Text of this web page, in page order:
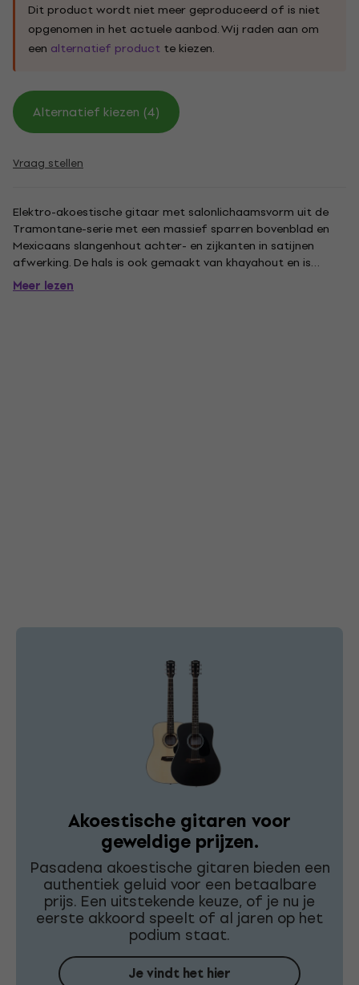
Dit product wordt niet meer geproduceerd of is niet
opgenomen in het actuele aanbod. Wij raden aan om
een alternatief product te kiezen.
Alternatief kiezen (4)
Vraag stellen
Elektro-akoestische gitaar met salonlichaamsvorm uit de
Tramontane-serie met een massief sparren bovenblad en
Mexicaans slangenhout achter- en zijkanten in satijnen
afwerking. De hals is ook gemaakt van khayahout en is
voorzien van een tweewegs truss rod voor betere stabiliteit
en een bijpassende brownwood kop. Het is uitgerust met
Meer lezen
Akoestische gitaren voor
geweldige prijzen.
Pasadena akoestische gitaren bieden een
authentiek geluid voor een betaalbare
prijs. Een uitstekende keuze, of je nu je
eerste akkoord speelt of al jaren op het
podium staat.
Je vindt het hier